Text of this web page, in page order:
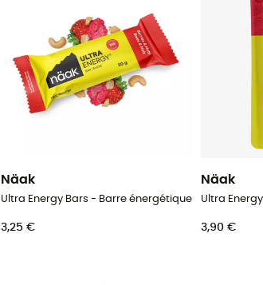
Näak
Ultra Energy Bars - Barre énergétique
3,25 €
Näak
3,90 €